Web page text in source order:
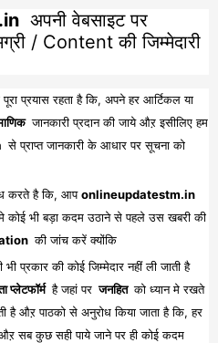
अपनी वेबसाइट पर
/ Content की जिम्मेदारी
प्रयास रहता है कि, अपने हर आर्टिकल या
जानकारी प्रदान की जाये औऱ इसीलिए हम
से प्राप्त जानकारी के आधार पर सूचना को
करते है कि, आपonlineupdatestm.in
कोई भी बड़ा कदम उठाने से पहले उस खबरी की
की जांच करें क्योंकि
भी प्रकार की कोई जिम्मेदार नहीं ली जाती है
प्लेटफॉर्म है जहां पर जनहित को ध्यान मे रखते
है औऱ पाठको से अनुरोध किया जाता है कि, हर
सब कुछ सही पाये जाने पर ही कोई कदम